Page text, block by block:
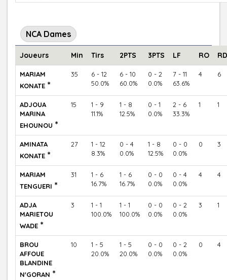
NCA Dames
Joueurs Min Tirs 2PTS 3PTS LF RO RD
MARIAM
KONATE *
35
6 - 12
50.0%
6 - 10
60.0%
0 - 2
0.0%
7 - 11
63.6%
4 6
ADJOUA
MARINA
EHOUNOU *
15
1 - 9
11.1%
1 - 8
12.5%
0 - 1
0.0%
2 - 6
33.3%
1 1
AMINATA
KONATE *
27
1 - 12
8.3%
0 - 4
0.0%
1 - 8
12.5%
0 - 0
0.0%
0 3
MARIAM
TENGUERI *
31
1 - 6
16.7%
1 - 6
16.7%
0 - 0
0.0%
0 - 4
0.0%
4 4
ADJA
MARIETOU
WADE *
3
1 - 1
100.0%
1 - 1
100.0%
0 - 0
0.0%
0 - 2
0.0%
3 1
BROU
AFFOUE
BLANDINE
N'GORAN *
10
1 - 5
20.0%
1 - 5
20.0%
0 - 0
0.0%
0 - 2
0.0%
0 4